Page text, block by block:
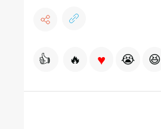
👍 🔥 ♥ 😭 😆